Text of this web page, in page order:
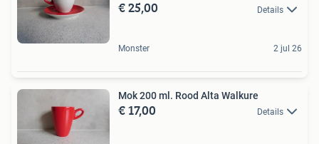
€ 25,00 Details
Monster 2 jul 26
Mok 200 ml. Rood Alta Walkure
€ 17,00 Details